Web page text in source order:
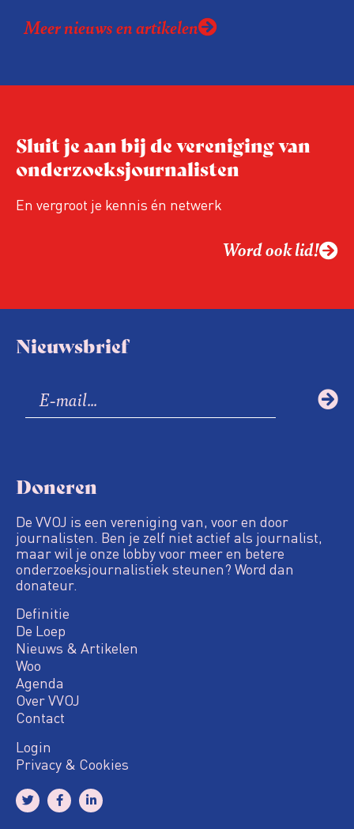
organisaties zitten er tekortkomingen in de
overheidsinformatie in te perken.
Meer nieuws en artikelen
Sluit je aan bij de vereniging van
onderzoeksjournalisten
En vergroot je kennis én netwerk
Word ook lid!
Nieuwsbrief
Doneren
De VVOJ is een vereniging van, voor en door
journalisten. Ben je zelf niet actief als journalist,
maar wil je onze lobby voor meer en betere
onderzoeksjournalistiek steunen? Word dan
donateur.
Definitie
De Loep
Nieuws & Artikelen
Woo
Agenda
Over VVOJ
Contact
Login
Privacy & Cookies